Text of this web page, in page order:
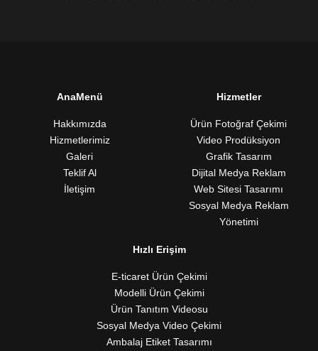
AnaMenü
Hakkımızda
Hizmetlerimiz
Galeri
Teklif Al
İletişim
Hizmetler
Ürün Fotoğraf Çekimi
Video Prodüksiyon
Grafik Tasarım
Dijital Medya Reklam
Web Sitesi Tasarımı
Sosyal Medya Reklam
Yönetimi
Hızlı Erişim
E-ticaret Ürün Çekimi
Modelli Ürün Çekimi
Ürün Tanıtım Videosu
Sosyal Medya Video Çekimi
Ambalaj Etiket Tasarımı